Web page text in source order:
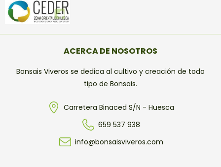
ACERCA DE NOSOTROS
Bonsais Viveros se dedica al cultivo y creación de todo
tipo de Bonsais.
Carretera Binaced S/N - Huesca
659 537 938
info@bonsaisviveros.com